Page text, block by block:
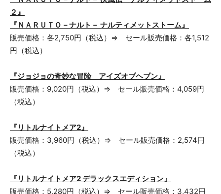
２』
『ＮＡＲＵＴＯ－ナルト－ ナルティメットストーム』
販売価格：各2,750円（税込）⇒ セール販売価格：各1,512
円（税込）
『ジョジョの奇妙な冒険 アイズオブヘブン』
販売価格：9,020円（税込）⇒ セール販売価格：4,059円
（税込）
『リトルナイトメア2』
販売価格：3,960円（税込）⇒ セール販売価格：2,574円
（税込）
『リトルナイトメア2 デラックスエディション』
販売価格：5,280円（税込）⇒ セール販売価格：3,432円